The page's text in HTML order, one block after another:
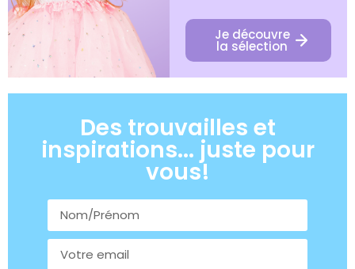
Je découvre
la sélection
Des trouvailles et
inspirations... juste pour
vous!